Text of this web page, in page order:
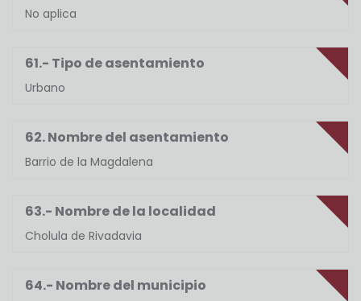
No aplica
61.- Tipo de asentamiento
Urbano
62. Nombre del asentamiento
Barrio de la Magdalena
63.- Nombre de la localidad
Cholula de Rivadavia
64.- Nombre del municipio